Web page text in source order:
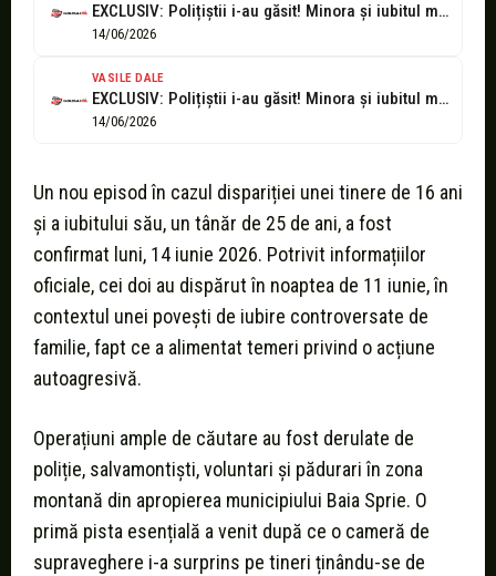
EXCLUSIV: Polițiștii i-au găsit! Minora și iubitul major dispăruți acum 4 zile...
14/06/2026
VASILE DALE
EXCLUSIV: Polițiștii i-au găsit! Minora și iubitul major dispăruți acum 4 zile...
14/06/2026
Un nou episod în cazul dispariției unei tinere de 16 ani
și a iubitului său, un tânăr de 25 de ani, a fost
confirmat luni, 14 iunie 2026. Potrivit informațiilor
oficiale, cei doi au dispărut în noaptea de 11 iunie, în
contextul unei povești de iubire controversate de
familie, fapt ce a alimentat temeri privind o acțiune
autoagresivă.
Operațiuni ample de căutare au fost derulate de
poliție, salvamontiști, voluntari și pădurari în zona
montană din apropierea municipiului Baia Sprie. O
primă pista esențială a venit după ce o cameră de
supraveghere i-a surprins pe tineri ținându-se de